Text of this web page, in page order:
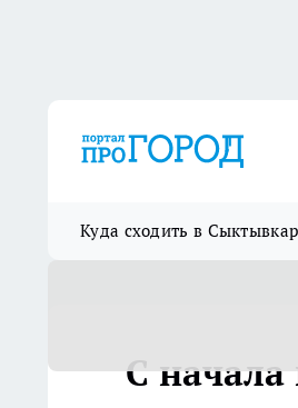
Куда сходить в
С начала